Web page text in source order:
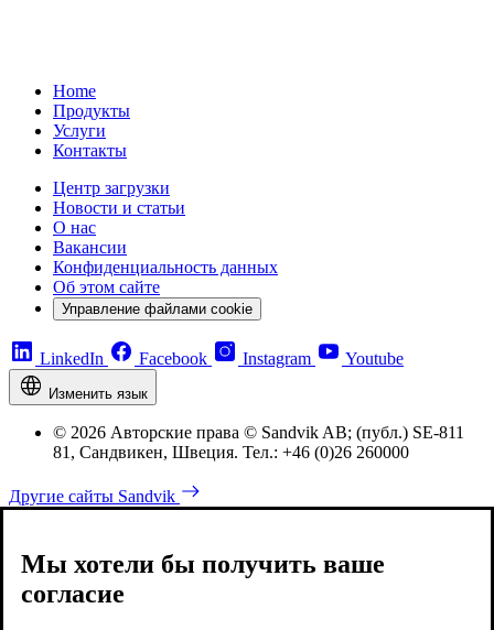
Home
Продукты
Услуги
Контакты
Центр загрузки
Новости и статьи
О нас
Вакансии
Конфиденциальность данных
Об этом сайте
Управление файлами cookie
LinkedIn Facebook Instagram Youtube
Изменить язык
© 2026 Авторские права © Sandvik AB; (публ.) SE-811
81, Сандвикен, Швеция. Тел.: +46 (0)26 260000
Другие сайты Sandvik
Мы хотели бы получить ваше
согласие